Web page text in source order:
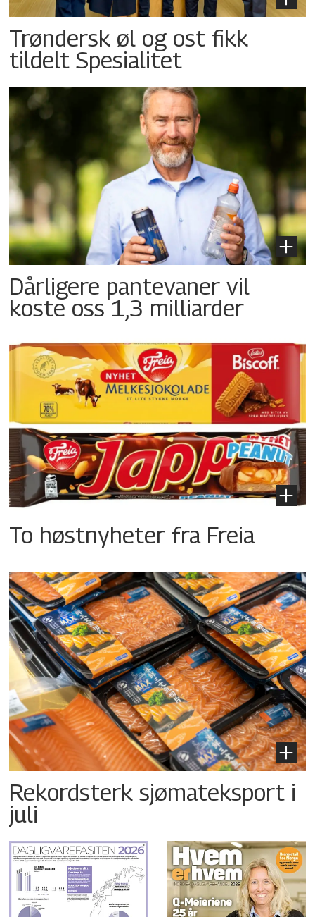
Trøndersk øl og ost fikk
tildelt Spesialitet
Dårligere pantevaner vil
koste oss 1,3 milliarder
To høstnyheter fra Freia
Rekordsterk sjømateksport i
juli